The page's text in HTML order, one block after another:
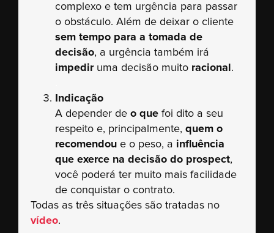
complexo e tem urgência para passar
o obstáculo. Além de deixar o cliente
sem tempo para a tomada de
decisão, a urgência também irá
impediruma decisão muito racional .
Indicação
A depender de o que foi dito a seu
respeito e, principalmente, quem o
recomendou e o peso, a influência
que exerce na decisão do prospect,
você poderá ter muito mais facilidade
de conquistar o contrato.
Todas as três situações são tratadas no
vídeo.